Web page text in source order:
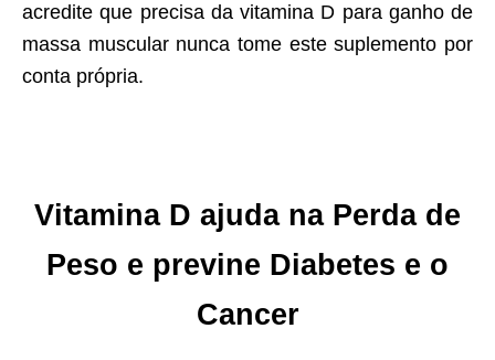
acredite que precisa da vitamina D para ganho de
massa muscular nunca tome este suplemento por
conta própria.
Vitamina D ajuda na Perda de
Peso e previne Diabetes e o
Cancer